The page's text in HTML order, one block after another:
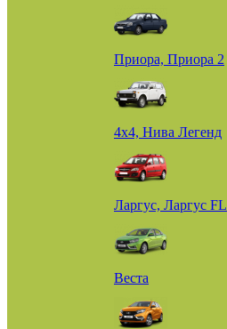
Приора, Приора 2
4х4, Нива Легенд
Ларгус, Ларгус FL
Веста